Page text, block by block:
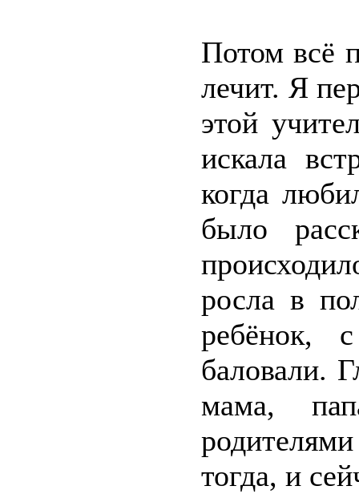
Потом всё
лечит. Я
этой
искала
когда
было
росла в
ребёнок,
баловали.
мама,
тогда, и